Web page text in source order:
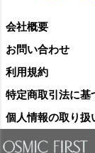
会社概要
お問い合わせ
利用規約
特定商取引法に基
個人情報の取り扱